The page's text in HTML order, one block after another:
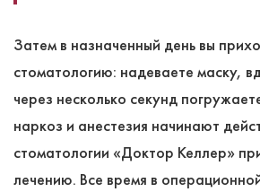
Затем в назначенный день вы
стоматологию: надеваете маску,
через несколько секунд
наркоз и анестезия начинают
стоматологии «Доктор Келлер»
лечению. Все время в